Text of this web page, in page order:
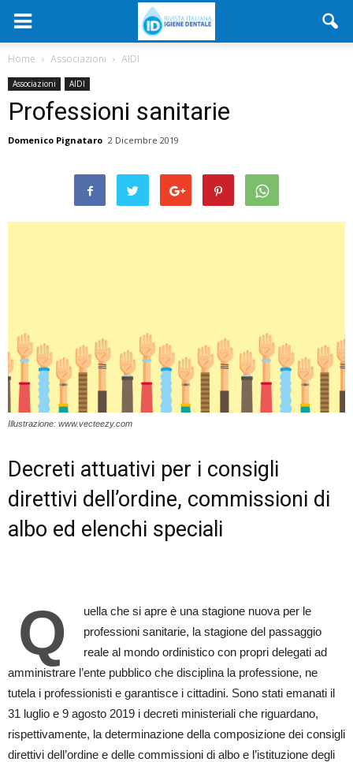
Home Associazioni AIDI
Associazioni AIDI
Professioni sanitarie
Domenico Pignataro 2 Dicembre 2019
Illustrazione: www.vecteezy.com
Decreti attuativi per i consigli
direttivi dell’ordine, commissioni di
albo ed elenchi speciali
Q
uella che si apre è una stagione nuova per le
professioni sanitarie, la stagione del passaggio
reale al mondo ordinistico con propri delegati ad
amministrare l’ente pubblico che disciplina la professione, ne
tutela i professionisti e garantisce i cittadini. Sono stati emanati il
31 luglio e 9 agosto 2019 i decreti ministeriali che riguardano,
rispettivamente, la determinazione della composizione dei consigli
direttivi dell’ordine e delle commissioni di albo e l’istituzione degli